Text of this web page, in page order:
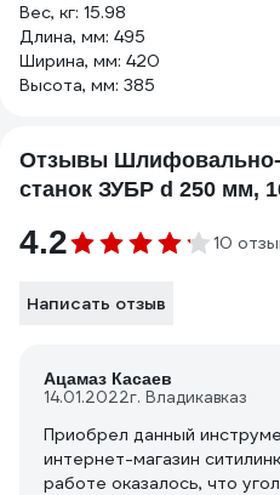
Вес, кг: 15.98
Длина, мм: 495
Ширина, мм: 420
Высота, мм: 385
Отзывы
станок ЗУБР d 250 мм,
4.2 10
Написать отзыв
Ацамаз Касаев
14.01.2022г. Владикавказ
Приобрел данный
интернет-магазин ситилинк.
работе оказалось, что